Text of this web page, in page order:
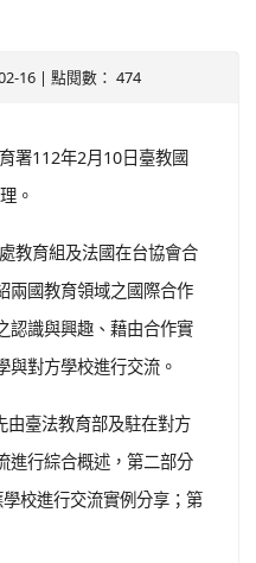
16 | 點閱數： 474
署112年2月10日臺教國
。
教育組及法國在台協會合
兩國教育領域之國際合作
認識與興趣、藉由合作實
與對方學校進行交流。
由臺法教育部及駐在對方
進行綜合概述，第二部分
校進行交流實例分享；第